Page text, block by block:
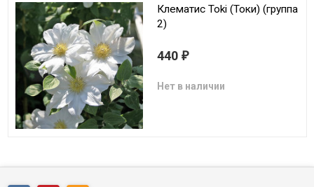
Клематис Toki (Токи) (группа
2)
440 ₽
Нет в наличии